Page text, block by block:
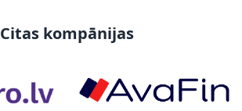
Citas kompānijas